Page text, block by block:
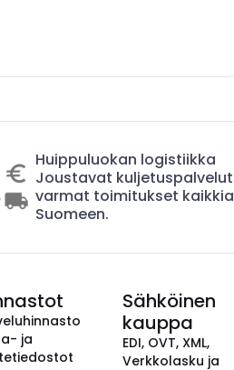
Huippuluokan logistiikka
Joustavat
varmat toimitukset
Suomeen.
ja
Sähköinen
kauppa
EDI, OVT, XML,
Verkkolasku ja